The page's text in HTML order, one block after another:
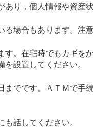
り，個人情報や資産
場合もあります。注意
。在宅時でもカギを
設置してください。
でです。ＡＴＭで手
話してください。